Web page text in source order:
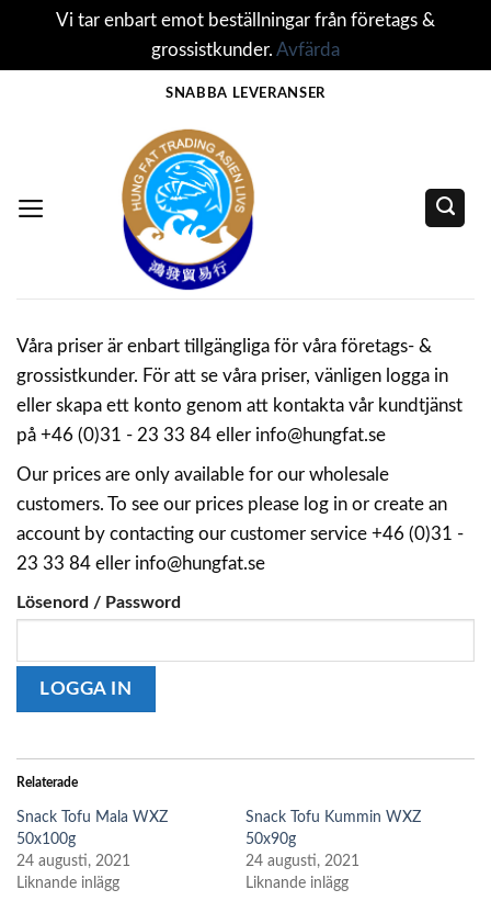
Vi tar enbart emot beställningar från företags &
grossistkunder. Avfärda
SNABBA LEVERANSER
Våra priser är enbart tillgängliga för våra företags- &
grossistkunder. För att se våra priser, vänligen logga in
eller skapa ett konto genom att kontakta vår kundtjänst
på +46 (0)31 - 23 33 84 eller info@hungfat.se
Our prices are only available for our wholesale
customers. To see our prices please log in or create an
account by contacting our customer service +46 (0)31 -
23 33 84 eller info@hungfat.se
Lösenord / Password
Relaterade
Snack Tofu Mala WXZ
50x100g
24 augusti, 2021
Liknande inlägg
Snack Tofu Kummin WXZ
50x90g
24 augusti, 2021
Liknande inlägg